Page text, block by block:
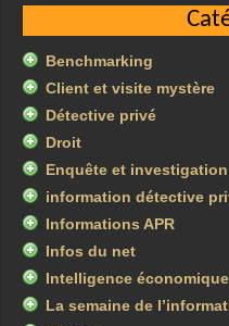
Benchmarking
Client et visite mystère
Détective privé
Droit
Enquête et investigation
information détective
Informations APR
Infos du net
Intelligence économique
La semaine de